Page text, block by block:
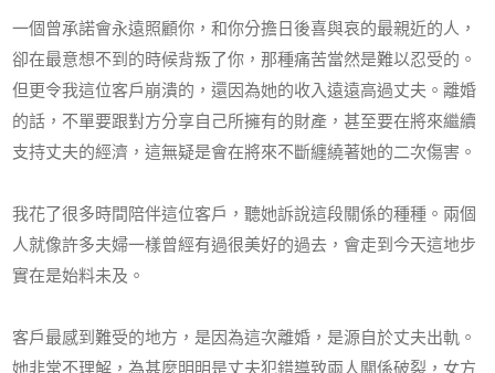
一個曾承諾會永遠照顧你，和你分擔日後喜與哀的最親近的人，
卻在最意想不到的時候背叛了你，那種痛苦當然是難以忍受的。
但更令我這位客戶崩潰的，還因為她的收入遠遠高過丈夫。離婚
的話，不單要跟對方分享自己所擁有的財產，甚至要在將來繼續
支持丈夫的經濟，這無疑是會在將來不斷纏繞著她的二次傷害。
我花了很多時間陪伴這位客戶，聽她訴說這段關係的種種。兩個
人就像許多夫婦一樣曾經有過很美好的過去，會走到今天這地步
實在是始料未及。
客戶最感到難受的地方，是因為這次離婚，是源自於丈夫出軌。